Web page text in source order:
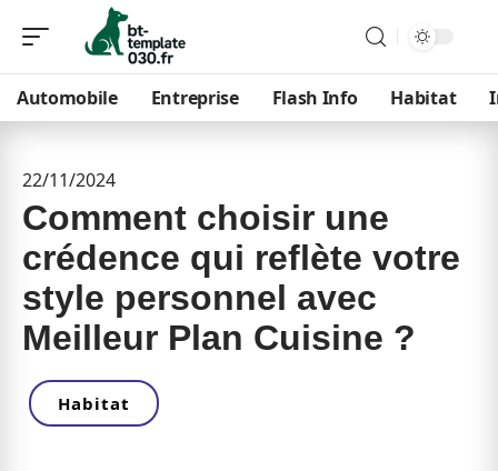
Automobile Entreprise Flash Info Habitat
22/11/2024
Comment choisir une
crédence qui reflète votre
style personnel avec
Meilleur Plan Cuisine ?
Habitat